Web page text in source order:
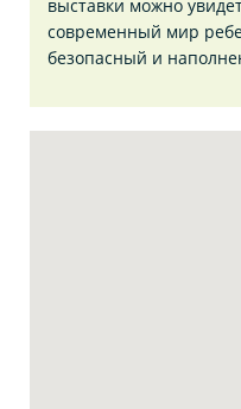
выставки можно
современный мир
безопасный и